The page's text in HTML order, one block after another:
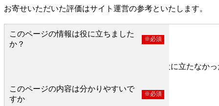
お寄せいただいた評価はサイト運営の参考といたします。
このページの情報は役に立ちました
か？
※必須
役に立たなか
このページの内容は分かりやすいで
すか
※必須